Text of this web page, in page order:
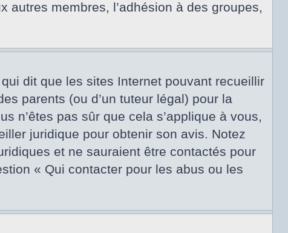
autres membres, l’adhésion à des groupes,
dit que les sites Internet pouvant recueillir
parents (ou d’un tuteur légal) pour la
n’êtes pas sûr que cela s’applique à vous,
juridique pour obtenir son avis. Notez
et ne sauraient être contactés pour
« Qui contacter pour les abus ou les